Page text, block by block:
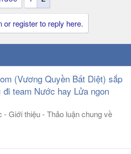
or register to reply here.
(Vương Quyền Bất Diệt) sắp
team Nước hay Lửa ngon
- Giới thiệu - Thảo luận chung về